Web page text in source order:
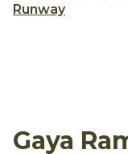
Runway
Gaya